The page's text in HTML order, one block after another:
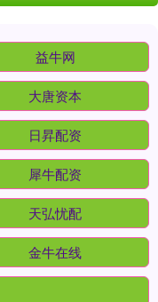
益牛网
大唐资本
日昇配资
犀牛配资
天弘忧配
金牛在线